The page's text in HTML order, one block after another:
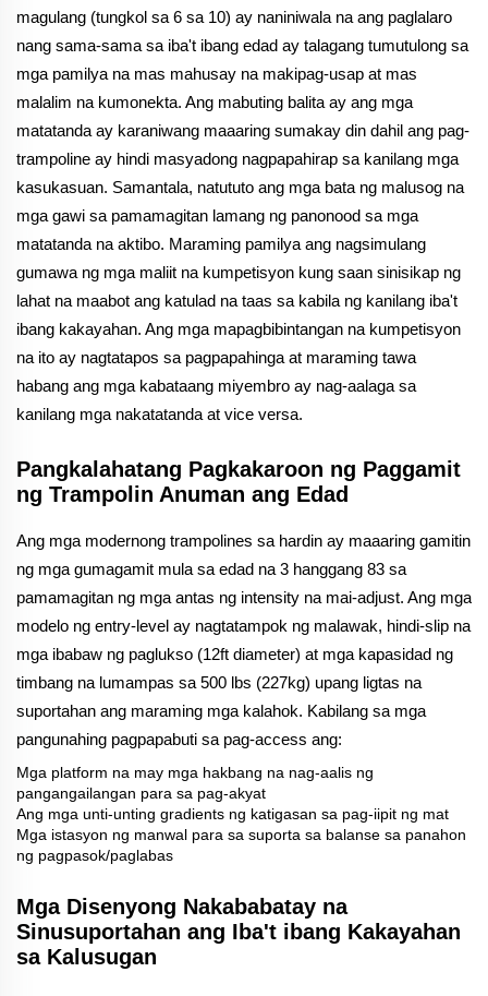
magulang (tungkol sa 6 sa 10) ay naniniwala na ang paglalaro
nang sama-sama sa iba't ibang edad ay talagang tumutulong sa
mga pamilya na mas mahusay na makipag-usap at mas
malalim na kumonekta. Ang mabuting balita ay ang mga
matatanda ay karaniwang maaaring sumakay din dahil ang pag-
trampoline ay hindi masyadong nagpapahirap sa kanilang mga
kasukasuan. Samantala, natututo ang mga bata ng malusog na
mga gawi sa pamamagitan lamang ng panonood sa mga
matatanda na aktibo. Maraming pamilya ang nagsimulang
gumawa ng mga maliit na kumpetisyon kung saan sinisikap ng
lahat na maabot ang katulad na taas sa kabila ng kanilang iba't
ibang kakayahan. Ang mga mapagbibintangan na kumpetisyon
na ito ay nagtatapos sa pagpapahinga at maraming tawa
habang ang mga kabataang miyembro ay nag-aalaga sa
kanilang mga nakatatanda at vice versa.
Pangkalahatang Pagkakaroon ng Paggamit
ng Trampolin Anuman ang Edad
Ang mga modernong trampolines sa hardin ay maaaring gamitin
ng mga gumagamit mula sa edad na 3 hanggang 83 sa
pamamagitan ng mga antas ng intensity na mai-adjust. Ang mga
modelo ng entry-level ay nagtatampok ng malawak, hindi-slip na
mga ibabaw ng paglukso (12ft diameter) at mga kapasidad ng
timbang na lumampas sa 500 lbs (227kg) upang ligtas na
suportahan ang maraming mga kalahok. Kabilang sa mga
pangunahing pagpapabuti sa pag-access ang:
Mga platform na may mga hakbang na nag-aalis ng
pangangailangan para sa pag-akyat
Ang mga unti-unting gradients ng katigasan sa pag-iipit ng mat
Mga istasyon ng manwal para sa suporta sa balanse sa panahon
ng pagpasok/paglabas
Mga Disenyong Nakababatay na
Sinusuportahan ang Iba't ibang Kakayahan
sa Kalusugan